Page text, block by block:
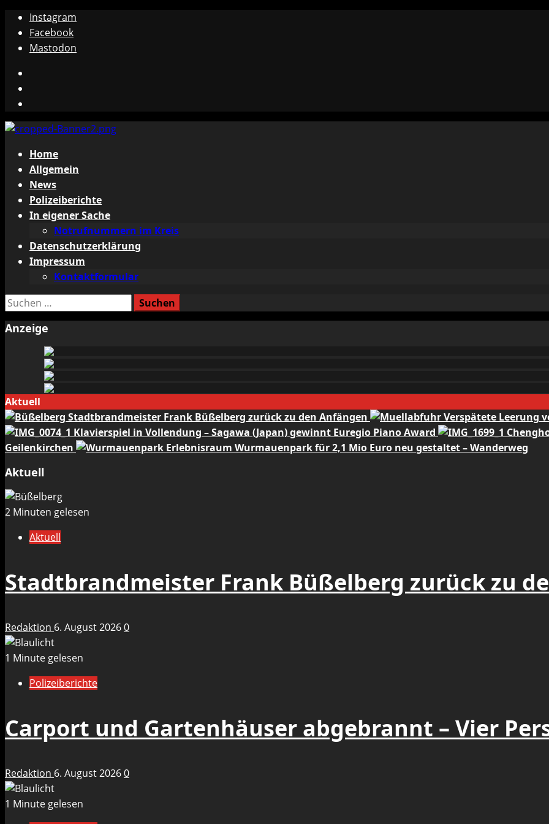
Zum
Inhalt
springen
Instagram
Facebook
Mastodon
Primäres
Menü
Home
Allgemein
News
Polizeiberichte
In eigener Sache
Notrufnummern im Kreis
Datenschutzerklärung
Impressum
Kontaktformular
Suchen
Anzeige
Aktuell
Stadtbrandmeister Frank Büßelberg zurück zu den Anfängen
Verspätete Leerung
Klavierspiel in Vollendung – Sagawa (Japan) gewinnt Euregio Piano Award
Geilenkirchen
Erlebnisraum Wurmauenpark für 2,1 Mio Euro neu gestaltet – Wanderweg
Aktuell
2 Minuten gelesen
Aktuell
Stadtbrandmeister Frank Büßelberg zurück zu
Redaktion 6. August 20260
1 Minute gelesen
Polizeiberichte
Carport und Gartenhäuser abgebrannt – Vier
Redaktion 6. August 20260
1 Minute gelesen